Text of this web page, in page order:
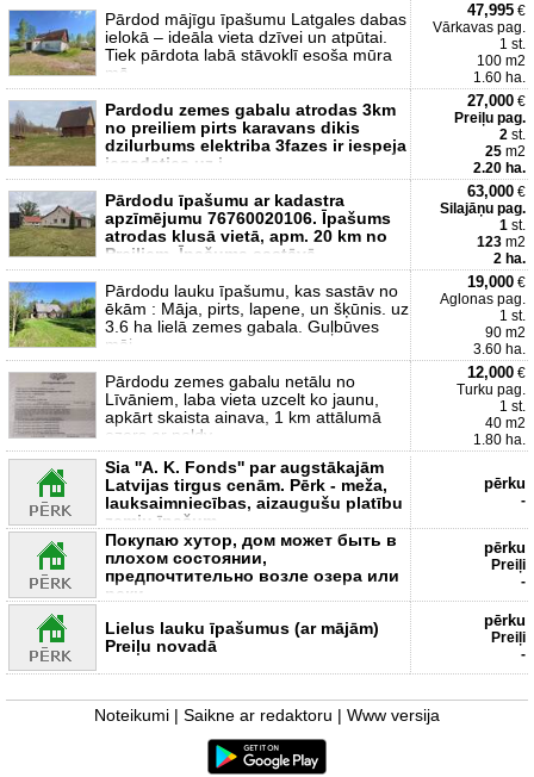
Pārdod mājīgu īpašumu Latgales dabas
ielokā – ideāla vieta dzīvei un atpūtai.
Tiek pārdota labā stāvoklī esoša mūra
mā
47,995 €
Vārkavas pag.
1 st.
100 m2
1.60 ha.
Pardodu zemes gabalu atrodas 3km
no preiliem pirts karavans dikis
dzilurbums elektriba 3fazes ir iespeja
iegadaties uz i
27,000 €
Preiļu pag.
2 st.
25 m2
2.20 ha.
Pārdodu īpašumu ar kadastra
apzīmējumu 76760020106. Īpašums
atrodas klusā vietā, apm. 20 km no
Preiļiem. Īpašuma sastāvā
63,000 €
Silajāņu pag.
1 st.
123 m2
2 ha.
Pārdodu lauku īpašumu, kas sastāv no
ēkām : Māja, pirts, lapene, un šķūnis. uz
3.6 ha lielā zemes gabala. Guļbūves
māj
19,000 €
Aglonas pag.
1 st.
90 m2
3.60 ha.
Pārdodu zemes gabalu netālu no
Līvāniem, laba vieta uzcelt ko jaunu,
apkārt skaista ainava, 1 km attālumā
ezers ar peldv
12,000 €
Turku pag.
1 st.
40 m2
1.80 ha.
Sia ''A. K. Fonds'' par augstākajām
Latvijas tirgus cenām. Pērk - meža,
lauksaimniecības, aizaugušu platību
zemju īpašum
pērku
-
Покупаю xутор, дом может быть в
плохом состоянии,
предпочтительно возле озера или
реки.
pērku
Preiļi
-
Lielus lauku īpašumus (ar mājām)
Preiļu novadā
pērku
Preiļi
-
Noteikumi Saikne ar redaktoru Www versija